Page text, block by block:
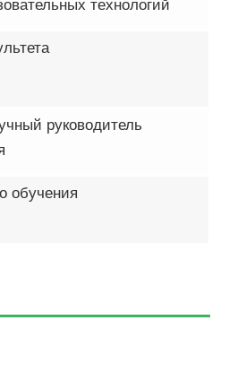
руководитель
обучения